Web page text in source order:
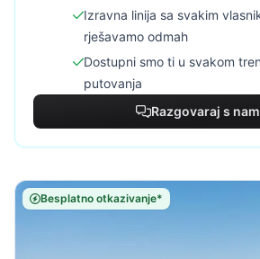
Izravna linija sa svakim
rješavamo odmah
Dostupni smo ti u svakom
putovanja
Razgovaraj s
Besplatno otkazivanje*